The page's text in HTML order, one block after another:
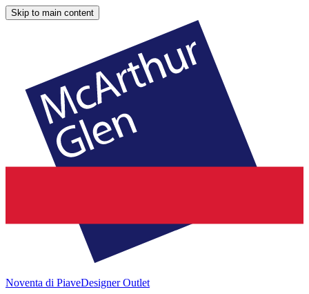
Skip to main content
Noventa di PiaveDesigner Outlet